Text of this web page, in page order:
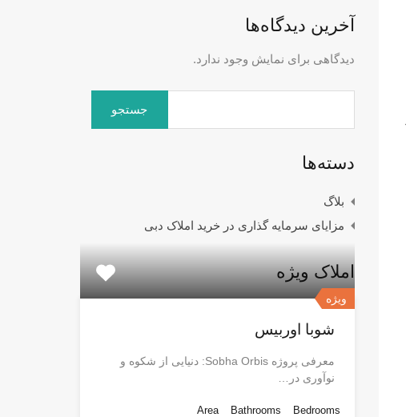
آخرین دیدگاه‌ها
دیدگاهی برای نمایش وجود ندارد.
برای:
دسته‌ها
بلاگ
مزایای سرمایه گذاری در خرید املاک دبی
املاک ویژه
ویژه
شوبا اوربیس
معرفی پروژه Sobha Orbis: دنیایی از شکوه و
نوآوری در…
Bedrooms
Bathrooms
Area